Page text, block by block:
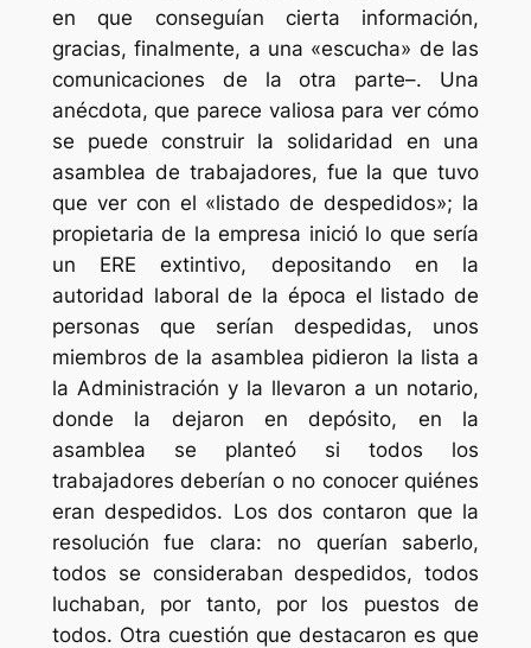
en que conseguían cierta información,
gracias, finalmente, a una «escucha» de las
comunicaciones de la otra parte–. Una
anécdota, que parece valiosa para ver cómo
se puede construir la solidaridad en una
asamblea de trabajadores, fue la que tuvo
que ver con el «listado de despedidos»; la
propietaria de la empresa inició lo que sería
un ERE extintivo, depositando en la
autoridad laboral de la época el listado de
personas que serían despedidas, unos
miembros de la asamblea pidieron la lista a
la Administración y la llevaron a un notario,
donde la dejaron en depósito, en la
asamblea se planteó si todos los
trabajadores deberían o no conocer quiénes
eran despedidos. Los dos contaron que la
resolución fue clara: no querían saberlo,
todos se consideraban despedidos, todos
luchaban, por tanto, por los puestos de
todos. Otra cuestión que destacaron es que